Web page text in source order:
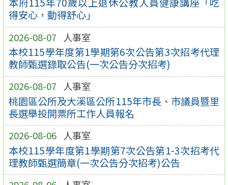
得安心，動得舒心」
2026-08-07 人事室
本校115學年度第1學期第6次公告第3次招考代理
教師甄選錄取公告(一次公告分次招考)
2026-08-07 人事室
桃園區公所及大溪區公所115年市長、市議員暨里
長選舉投開票所工作人員報名
2026-08-06 人事室
本校115學年度第1學期第7次公告第1-3次招考代
理教師甄選簡章(一次公告分次招考)公告